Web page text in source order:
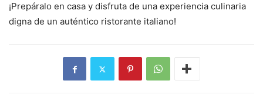
¡Prepáralo en casa y disfruta de una experiencia culinaria
digna de un auténtico ristorante italiano!